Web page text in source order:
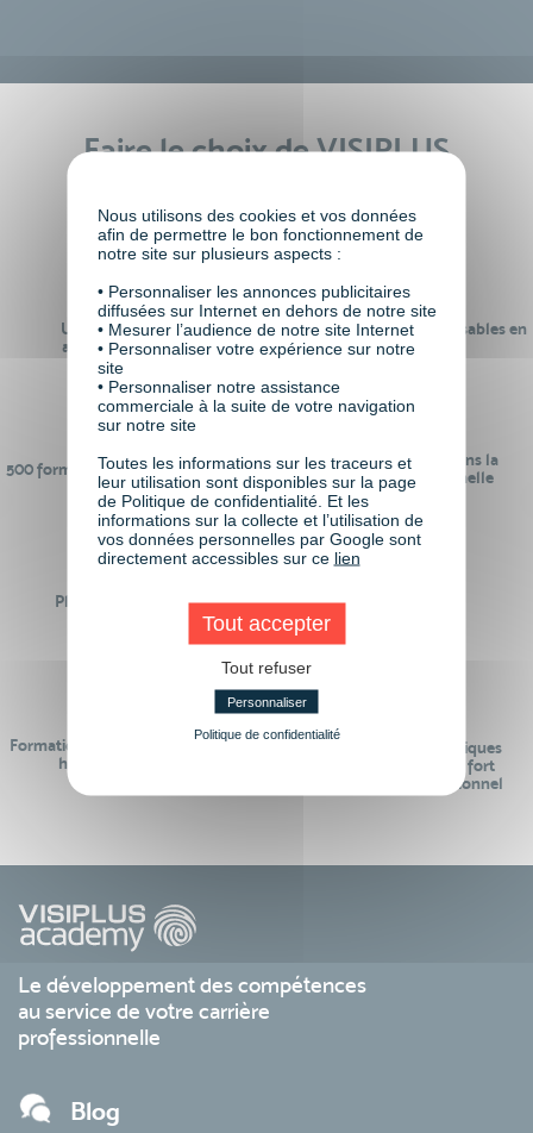
Faire le choix de VISIPLUS
Un réseau de 22 000
anciens participants
100% des formations réalisables en
digital learning
500 formations pour se préparer au
monde de demain
24 ans d'expérience dans la
formation professionnelle
Plus de 50 formations
Des intervenants
Formations réalisables pendant ou
hors temps de travail
Des contenus pédagogiques
« de pointe » et en lien fort
avec le monde professionnel
Le développement des compétences
au service de votre carrière
professionnelle
Blog
Nous utilisons des cookies et vos données
afin de permettre le bon fonctionnement de
notre site sur plusieurs aspects :
• Personnaliser les annonces publicitaires
diffusées sur Internet en dehors de notre site
• Mesurer l’audience de notre site Internet
• Personnaliser votre expérience sur notre
site
• Personnaliser notre assistance
commerciale à la suite de votre navigation
sur notre site
Toutes les informations sur les traceurs et
leur utilisation sont disponibles sur la page
de Politique de confidentialité. Et les
informations sur la collecte et l’utilisation de
vos données personnelles par Google sont
directement accessibles sur ce lien
Tout accepter
Tout refuser
Personnaliser
Politique de confidentialité